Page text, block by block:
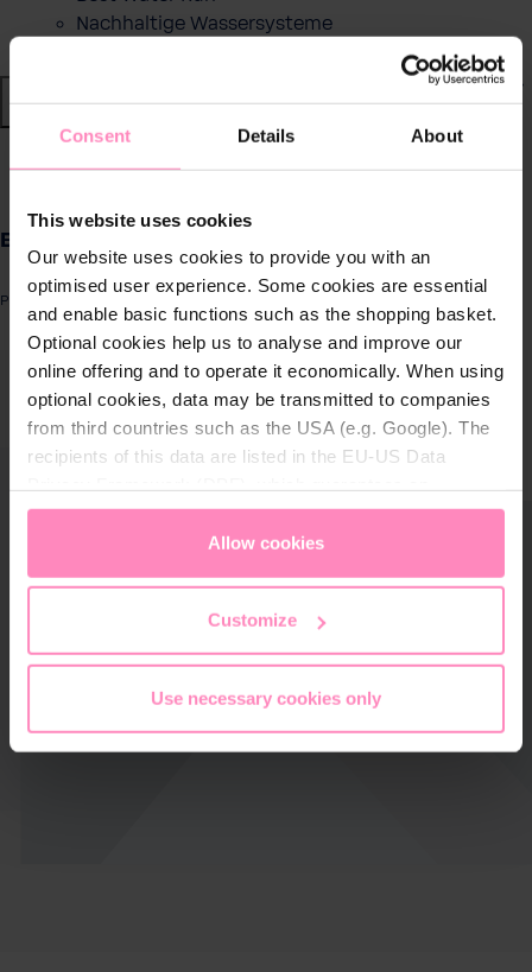
Consent Details About
This website uses cookies
Our website uses cookies to provide you with an
optimised user experience. Some cookies are essential
and enable basic functions such as the shopping basket.
Optional cookies help us to analyse and improve our
online offering and to operate it economically. When using
optional cookies, data may be transmitted to companies
from third countries such as the USA (e.g. Google). The
recipients of this data are listed in the EU-US Data
appropriate level of data protection. You canaccept all
only allow necessary cookies
access and change your chosen setting at any time in
Allow cookies
Customize
Use necessary cookies only
Nachhaltige Wassersysteme
Produkte für
zuhause
Lösungen für
Geschäftskunden
Kundenservice
BWT Purity Pro XL 61
Produktnummer: 125503064
überspringen